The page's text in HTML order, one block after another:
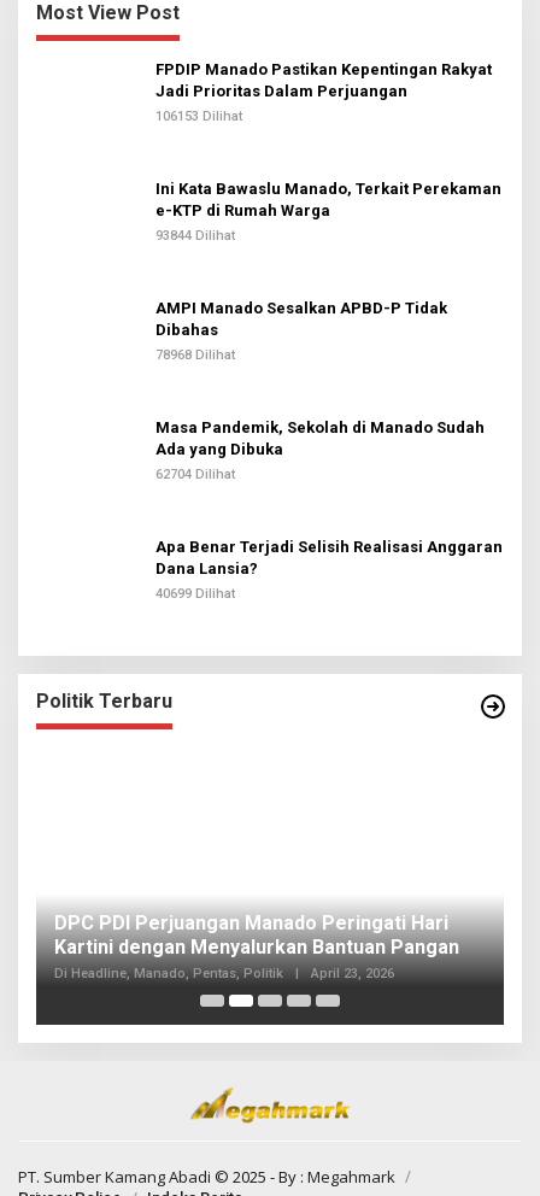
Most View Post
FPDIP Manado Pastikan Kepentingan Rakyat
Jadi Prioritas Dalam Perjuangan
106153 Dilihat
Ini Kata Bawaslu Manado, Terkait Perekaman
e-KTP di Rumah Warga
93844 Dilihat
AMPI Manado Sesalkan APBD-P Tidak
Dibahas
78968 Dilihat
Masa Pandemik, Sekolah di Manado Sudah
Ada yang Dibuka
62704 Dilihat
Apa Benar Terjadi Selisih Realisasi Anggaran
Dana Lansia?
40699 Dilihat
Politik Terbaru
DPC PDI Perjuangan Manado Peringati Hari
Kartini dengan Menyalurkan Bantuan Pangan
Di Headline, Manado, Pentas, Politik April 23, 2026
PT. Sumber Kamang Abadi © 2025 - By : Megahmark